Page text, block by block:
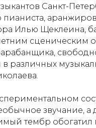
Санкт-
пианиста,
Илью Щеклеина,
сценическим
в различных
звучание, а
тембр обогатил